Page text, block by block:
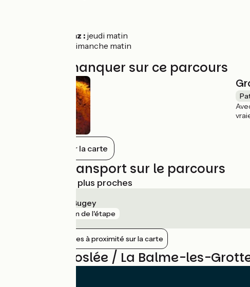
Sault-Brénaz : jeudi matin
dimanche matin
À ne pas manquer sur ce parcours
Tout afficher sur la carte
Trains et transport sur le parcours
Gares SNCF les plus proches
Ambérieu-en-Bugey
8 km de l'étape
Afficher les gares à proximité sur la carte
Avis sur Groslée / La Balme-les-